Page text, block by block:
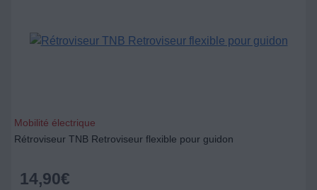
Mobilité électrique
Rétroviseur TNB Retroviseur flexible pour guidon
14,90€